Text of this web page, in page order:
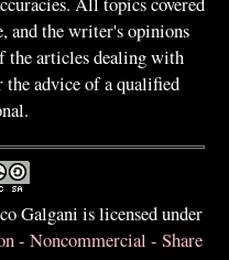
and the writer's opinions
the articles dealing with
the advice of a qualified
Galgani is licensed under
- Noncommercial - Share